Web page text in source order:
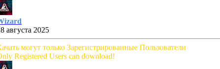
августа 2025
могут только Зарегистрированные Пользователи
Registered Users can download!